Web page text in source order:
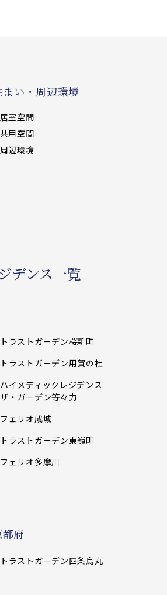
まい・周辺環境
居室空間
共用空間
周辺環境
デンス一覧
トラストガーデン桜新町
トラストガーデン用賀の杜
ハイメディックレジデンス
ザ・ガーデン等々力
フェリオ成城
トラストガーデン東嶺町
フェリオ多摩川
都府
トラストガーデン四条烏丸